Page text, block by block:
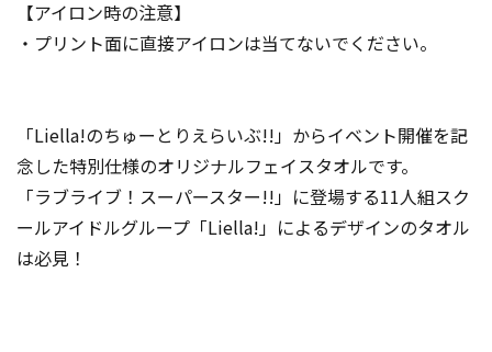
【アイロン時の注意】
・プリント面に直接アイロンは当てないでください。
「Liella!のちゅーとりえらいぶ!!」からイベント開催を記
念した特別仕様のオリジナルフェイスタオルです。
「ラブライブ！スーパースター!!」に登場する11人組スク
ールアイドルグループ「Liella!」によるデザインのタオル
は必見！